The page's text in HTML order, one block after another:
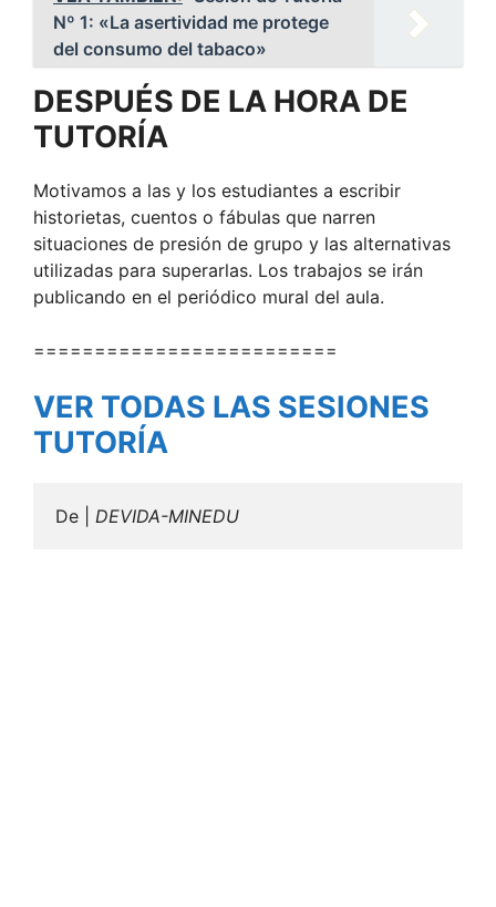
Nº 1: «La asertividad me protege
del consumo del tabaco»
DESPUÉS DE LA HORA DE
TUTORÍA
Motivamos a las y los estudiantes a escribir
historietas, cuentos o fábulas que narren
situaciones de presión de grupo y las alternativas
utilizadas para superarlas. Los trabajos se irán
publicando en el periódico mural del aula.
=========================
VER TODAS LAS SESIONES
TUTORÍA
De | DEVIDA-MINEDU